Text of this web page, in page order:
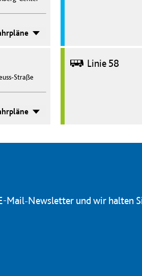
Straße
Bus Linie 58
Mail-Newsletter und wir halten